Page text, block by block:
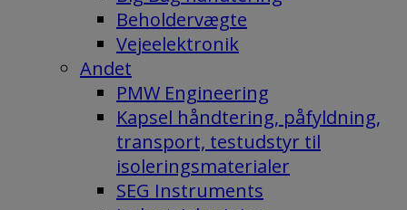
Beholdervægte
Vejeelektronik
Andet
PMW Engineering
Kapsel håndtering, påfyldning,
transport, testudstyr til
isoleringsmaterialer
SEG Instruments